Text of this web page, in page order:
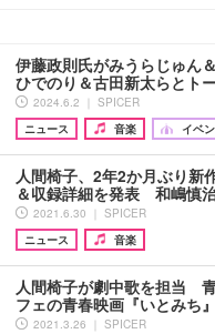
伊藤政則氏がみうらじゅん
ひでのり＆古田新太らと
2024.6.2 ｜ SPICER
ニュース
音楽 イベ
人間椅子、2年2か月ぶり新
＆収録詳細を発表 和嶋慎
2021.6.30 ｜ SPICER
ニュース
音楽
人間椅子が劇中歌を担当
フェの青春映画『いとみち
2021.3.26 ｜ SPICER